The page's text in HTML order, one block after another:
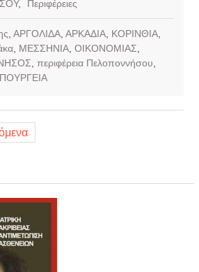
, Περιφέρειες
ΑΡΓΟΛΙΔΑ, ΑΡΚΑΔΙΑ, ΚΟΡΙΝΘΙΑ,
, ΜΕΣΣΗΝΙΑ, ΟΙΚΟΝΟΜΙΑΣ
περιφέρεια Πελοποννήσου